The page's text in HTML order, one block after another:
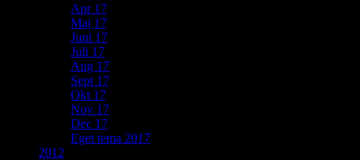
Apr 17
Maj 17
Juni 17
Juli 17
Aug 17
Sept 17
Okt 17
Nov 17
Dec 17
Eget tema 2017
2012